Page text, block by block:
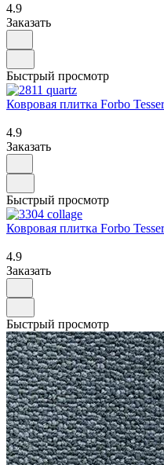
4.9
Заказать
Быстрый просмотр
Ковровая плитка Forbo
4.9
Заказать
Быстрый просмотр
Ковровая плитка Forbo
4.9
Заказать
Быстрый просмотр